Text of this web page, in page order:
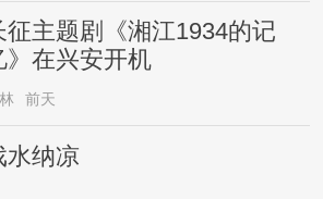
征主题剧《湘江1934的记
》在兴安开机
前天
水纳凉